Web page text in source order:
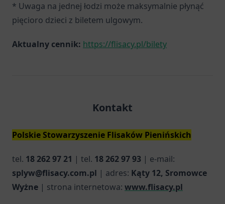
* Uwaga na jednej łodzi może maksymalnie płynąć
pięcioro dzieci z biletem ulgowym.
Aktualny cennik: https://flisacy.pl/bilety
Kontakt
Polskie Stowarzyszenie Flisaków Pienińskich
tel. 18 262 97 21 | tel. 18 262 97 93 | e-mail:
splyw@flisacy.com.pl | adres: Kąty 12, Sromowce
Wyżne | strona internetowa: www.flisacy.pl